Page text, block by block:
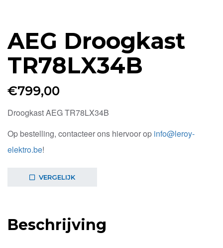
AEG Droogkast
TR78LX34B
€799,00
Droogkast AEG TR78LX34B
Op bestelling, contacteer ons hiervoor op info@leroy-
elektro.be!
VERGELIJK
Beschrijving